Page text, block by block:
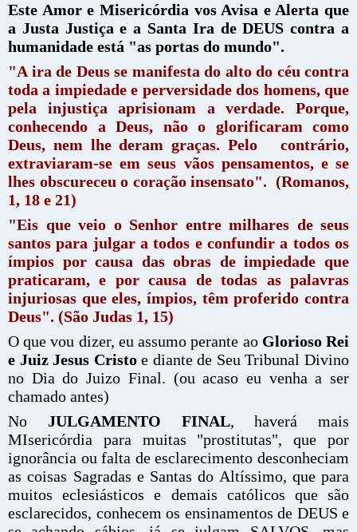
Este Amor e Misericórdia vos Avisa e Alerta que
a Justa Justiça e a Santa Ira de DEUS contra a
humanidade está "as portas do mundo".
"A ira de Deus se manifesta do alto do céu contra
toda a impiedade e perversidade dos homens, que
pela injustiça aprisionam a verdade. Porque,
conhecendo a Deus, não o glorificaram como
Deus, nem lhe deram graças. Pelo contrário,
extraviaram-se em seus vãos pensamentos, e se
lhes obscureceu o coração insensato". (Romanos,
1, 18 e 21)
"Eis que veio o Senhor entre milhares de seus
santos para julgar a todos e confundir a todos os
ímpios por causa das obras de impiedade que
praticaram, e por causa de todas as palavras
injuriosas que eles, ímpios, têm proferido contra
Deus". (São Judas 1, 15)
O que vou dizer, eu assumo perante ao Glorioso Rei
e Juiz Jesus Cristoe diante de Seu Tribunal Divino
no Dia do Juizo Final. (ou acaso eu venha a ser
chamado antes)
No JULGAMENTO FINAL, haverá mais
MIsericórdia para muitas "prostitutas", que por
ignorância ou falta de esclarecimento desconheciam
as coisas Sagradas e Santas do Altíssimo, que para
muitos eclesiásticos e demais católicos que são
esclarecidos, conhecem os ensinamentos de DEUS e